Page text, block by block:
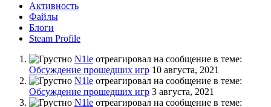
Активность
Файлы
Блоги
Steam Profile
N1le отреагировал на сообщение в теме:
Обсуждение прошедших игр 10 августа, 2021
N1le отреагировал на сообщение в теме:
Обсуждение прошедших игр 3 августа, 2021
N1le отреагировал на сообщение в теме: